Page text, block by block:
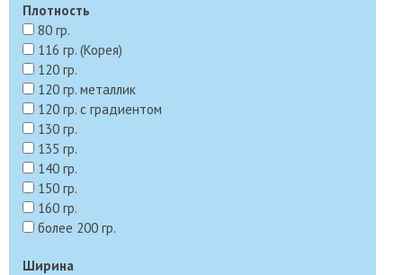
Плотность
80 гр.
116 гр. (Корея)
120 гр.
120 гр. металлик
120 гр. с градиентом
130 гр.
135 гр.
140 гр.
150 гр.
160 гр.
более 200 гр.
Ширина